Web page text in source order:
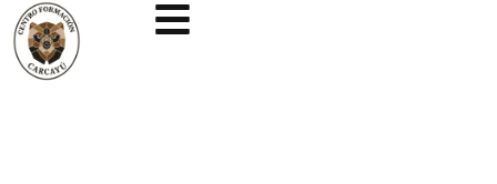
contenido